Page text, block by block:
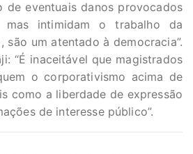
de eventuais danos provocados
mas intimidam o trabalho da
são um atentado à democracia”.
“É inaceitável que magistrados
o corporativismo acima de
como a liberdade de expressão
de interesse público”.